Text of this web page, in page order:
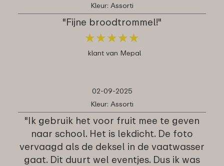
Kleur: Assorti
"Fijne broodtrommel!"
★★★★★
★★★★★
klant van Mepal
02-09-2025
Kleur: Assorti
"Ik gebruik het voor fruit mee te geven
naar school. Het is lekdicht. De foto
vervaagd als de deksel in de vaatwasser
gaat. Dit duurt wel eventjes. Dus ik was